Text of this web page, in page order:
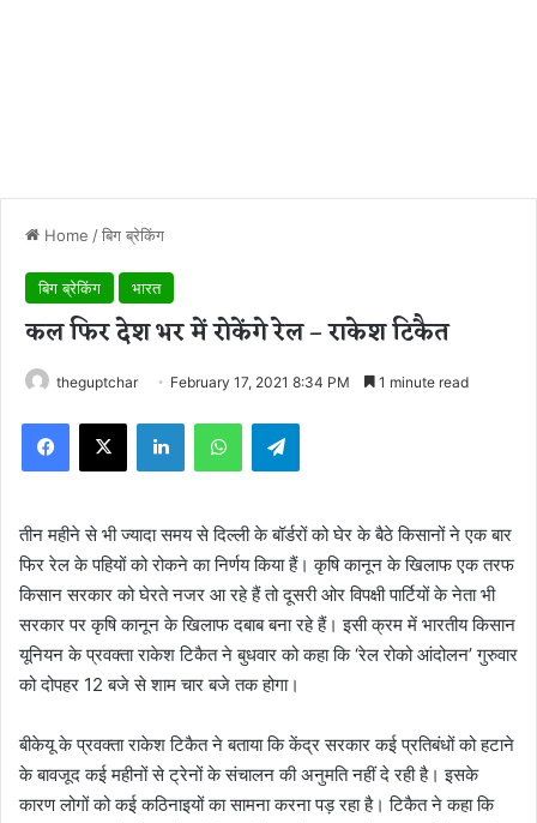
Home /बिग ब्रेकिंग
बिग ब्रेकिंग भारत
कल फिर देश भर में रोकेंगे रेल – राकेश टिकैत
theguptchar February 17, 2021 8:34 PM 1 minute read
तीन महीने से भी ज्यादा समय से दिल्ली के बॉर्डरों को घेर के बैठे किसानों ने एक बार
फिर रेल के पहियों को रोकने का निर्णय किया हैं। कृषि कानून के खिलाफ एक तरफ
किसान सरकार को घेरते नजर आ रहे हैं तो दूसरी ओर विपक्षी पार्टियों के नेता भी
सरकार पर कृषि कानून के खिलाफ दबाब बना रहे हैं। इसी क्रम में भारतीय किसान
यूनियन के प्रवक्ता राकेश टिकैत ने बुधवार को कहा कि ‘रेल रोको आंदोलन’ गुरुवार
को दोपहर 12 बजे से शाम चार बजे तक होगा।
बीकेयू के प्रवक्ता राकेश टिकैत ने बताया कि केंद्र सरकार कई प्रतिबंधों को हटाने
के बावजूद कई महीनों से ट्रेनों के संचालन की अनुमति नहीं दे रही है। इसके
कारण लोगों को कई कठिनाइयों का सामना करना पड़ रहा है। टिकैत ने कहा कि